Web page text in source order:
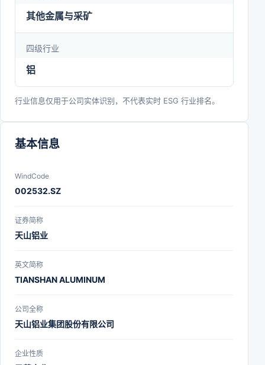
其他金属与采矿
四级行业
铝
行业信息仅用于公司实体识别，不代表实时 ESG 行业排名。
基本信息
WindCode
002532.SZ
证券简称
天山铝业
英文简称
TIANSHAN ALUMINUM
公司全称
天山铝业集团股份有限公司
企业性质